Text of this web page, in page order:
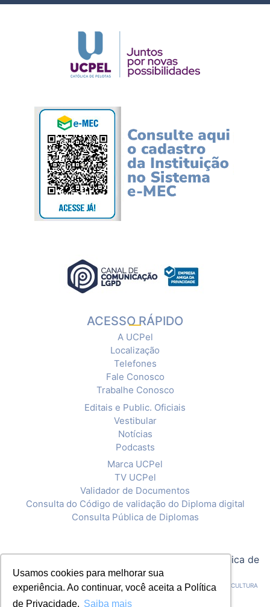
Usamos cookies para melhorar sua
experiência. Ao continuar, você aceita a Política
de Privacidade. Saiba mais
ACESSO RÁPIDO
A UCPel
Localização
Telefones
Fale Conosco
Trabalhe Conosco
Editais e Public. Oficiais
Vestibular
Notícias
Podcasts
Marca UCPel
TV UCPel
Validador de Documentos
Consulta do Código de validação do Diploma digital
Consulta Pública de Diplomas
Política de
Privacidade
CNPJ: 92.238.914/0001-03 - ASSOCIAÇÃO PELOTENSE DE ASSISTÊNCIA E CULTURA